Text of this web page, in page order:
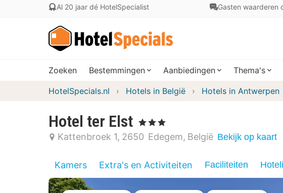
Al 20 jaar dé HotelSpecialist Gasten waarderen
Zoeken Bestemmingen Aanbiedingen Thema's
HotelSpecials.nl Hotels in België Hotels in Antwerpen
Hotel ter Elst , 3 Sterren
Kattenbroek 1 2650 Edegem België Bekijk op kaart
Kamers Extra's en Activiteiten Faciliteiten